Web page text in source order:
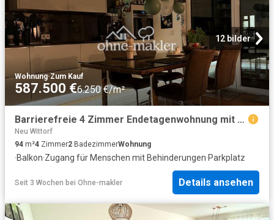
12 bilder
Wohnung·Zum Kauf
587.500 €6.250 €/m²
Barrierefreie 4 Zimmer Endetagenwohnung mit Balkon und Tiefgarage mit Wallbox
Neu Wittorf
94 m²4 Zimmer2 BadezimmerWohnung
·Balkon·Zugang für Menschen mit Behinderungen·Parkplatz
Seit 3 Wochen bei Ohne-makler Details ansehen